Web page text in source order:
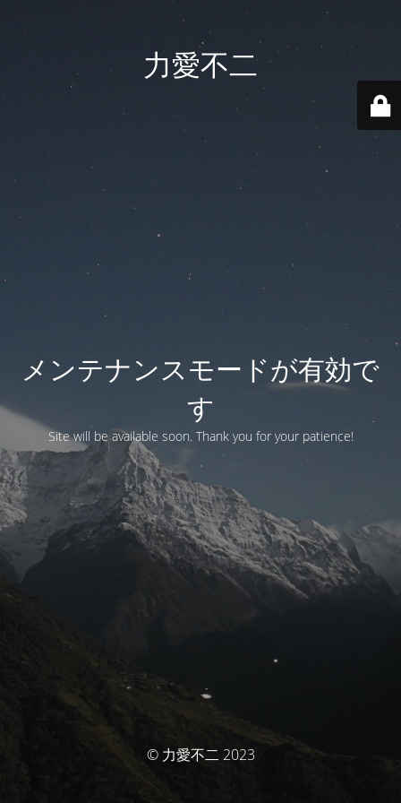
力愛不二
メンテナンスモードが有効で
す
Site will be available soon. Thank you for your patience!
© 力愛不二 2023